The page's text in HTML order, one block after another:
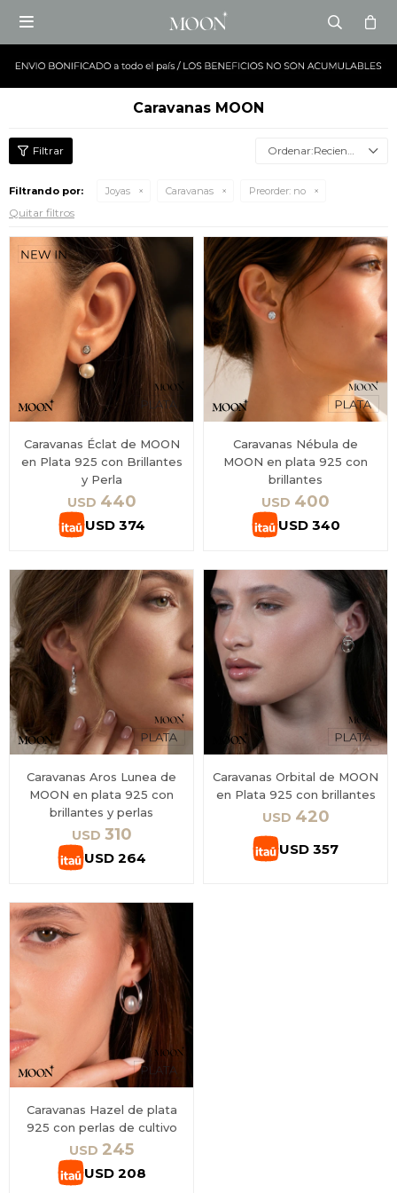

Caravanas MOON
Recientes
Filtrando por: Joyas Caravanas Preorder: no
Quitar filtros
Caravanas Éclat de MOON
en Plata 925 con Brillantes
y Perla
USD 440
USD 374
Caravanas Nébula de
MOON en plata 925 con
brillantes
USD 400
USD 340
Caravanas Aros Lunea de
MOON en plata 925 con
brillantes y perlas
USD 310
USD 264
Caravanas Orbital de MOON
en Plata 925 con brillantes
USD 420
USD 357
Caravanas Hazel de plata
925 con perlas de cultivo
USD 245
USD 208